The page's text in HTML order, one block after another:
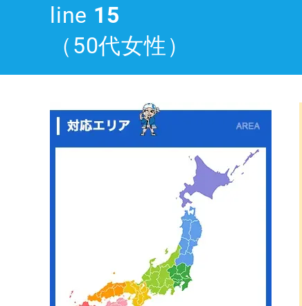
line 15
（50代女性）